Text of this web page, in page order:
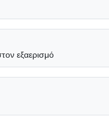
εξαερισμό